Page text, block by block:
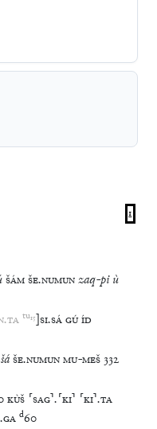
1
ŠÁMŠE.NUMUNzaq-pi ù
.TA tu₁₅]SI.SÁGÚÍD
šáŠE.NUMUNMU-MEŠ 332
KÙŠ ⸢SAG⸣.⸢KI⸣ ⸢KI⸣.TA
.GA d60